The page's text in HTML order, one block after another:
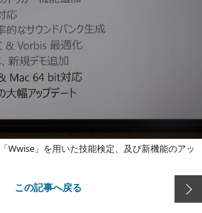
Wwise」を用いた技能検定、及び新機能のアッ
この記事へ戻る